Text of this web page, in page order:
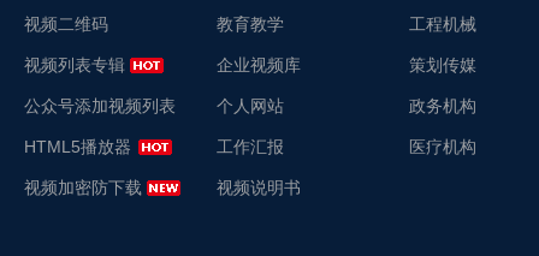
视频二维码
视频列表专辑
公众号添加视频列表
HTML5播放器
视频加密防下载
教育教学
企业视频库
个人网站
工作汇报
视频说明书
工程机械
策划传媒
政务机构
医疗机构